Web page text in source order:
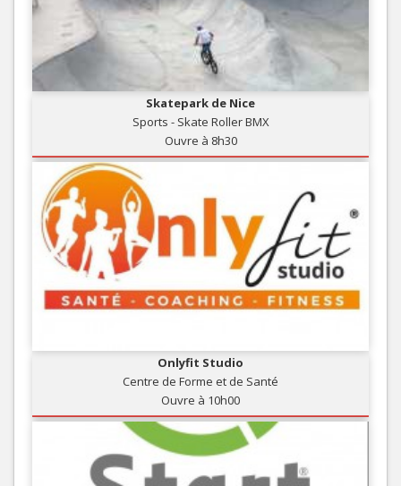
Skatepark de Nice
Sports - Skate Roller BMX
Ouvre à 8h30
Onlyfit Studio
Centre de Forme et de Santé
Ouvre à 10h00